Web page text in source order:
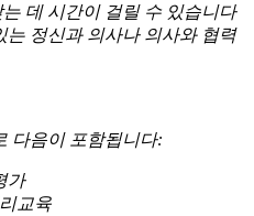
데 시간이 걸릴 수 있습니다
는 정신과 의사나 의사와 협력
다음이 포함됩니다:
가
교육